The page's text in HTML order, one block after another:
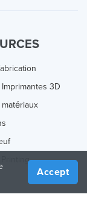
3D
Printing
Accept